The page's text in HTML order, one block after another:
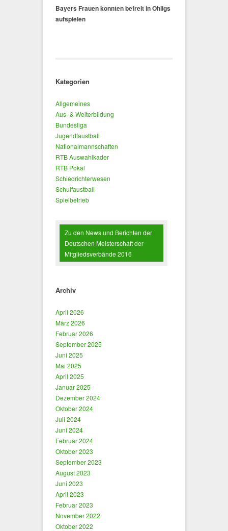
Bayers Frauen konnten befreit in Ohligs
aufspielen
Kategorien
Allgemeines
Aus- & Weiterbildung
Bundesliga
Jugendfaustball
Nationalmannschaften
RTB Auswahlkader
RTB Pokal
Schiedrichterwesen
Schulfaustball
Spielbetrieb
Zu den News und Berichten der
Deutschen Meisterschaft der
Mitgliedsverbände 2016
Archiv
April 2026
März 2026
Februar 2026
September 2025
Juni 2025
Mai 2025
April 2025
Januar 2025
Dezember 2024
Oktober 2024
Juli 2024
Juni 2024
Februar 2024
Oktober 2023
September 2023
August 2023
Juni 2023
April 2023
Februar 2023
November 2022
Oktober 2022